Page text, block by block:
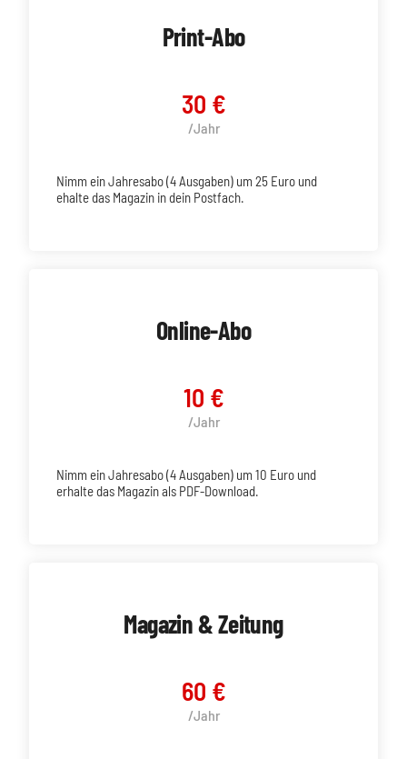
Print-Abo
30 €
/Jahr
Nimm ein Jahresabo (4 Ausgaben) um 25 Euro und
ehalte das Magazin in dein Postfach.
Online-Abo
10 €
/Jahr
Nimm ein Jahresabo (4 Ausgaben) um 10 Euro und
erhalte das Magazin als PDF-Download.
Magazin & Zeitung
60 €
/Jahr